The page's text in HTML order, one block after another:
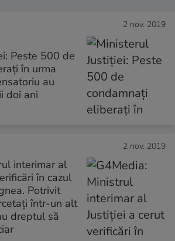
2 nov. 2019
Peste 500 de
în urma
au
doi ani
2 nov. 2019
interimar al
în cazul
Potrivit
într-un alt
dreptul să